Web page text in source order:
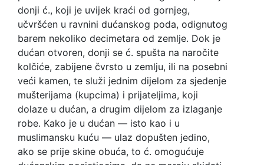
donji ć., koji je uvijek kraći od gornjeg,
učvršćen u ravnini dućanskog poda, odignutog
barem nekoliko decimetara od zemlje. Dok je
dućan otvoren, donji se ć. spušta na naročite
kolčiće, zabijene čvrsto u zemlju, ili na posebni
veći kamen, te služi jednim dijelom za sjedenje
mušterijama (kupcima) i prijateljima, koji
dolaze u dućan, a drugim dijelom za izlaganje
robe. Kako je u dućan — isto kao i u
muslimansku kuću — ulaz dopušten jedino,
ako se prije skine obuća, to ć. omogućuje